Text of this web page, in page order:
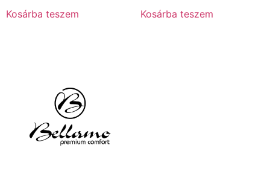
Kosárba teszem Kosárba teszem